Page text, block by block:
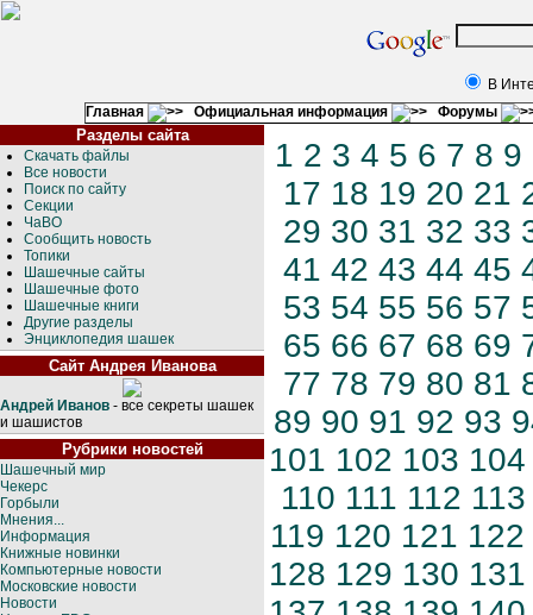
В
Главная
Официальная информация Форумы
Разделы сайта
Скачать файлы
Все новости
Поиск по сайту
Секции
ЧаВО
Сообщить новость
Топики
Шашечные сайты
Шашечные фото
Шашечные книги
Другие разделы
Энциклопедия шашек
Сайт Андрея Иванова
Андрей Иванов - все секреты шашек
и шашистов
Рубрики новостей
Шашечный мир
Чекерс
Горбыли
Мнения...
Информация
Книжные новинки
Компьютерные новости
Московские новости
Новости
1 2 3 4 5 6 7 8 9
17 18 19 20 21
29 30 31 32 33
41 42 43 44 45
53 54 55 56 57
65 66 67 68 69
77 78 79 80 81
89 90 91 92 93
101 102 103 104
110 111 112 113
119 120 121 122
128 129 130 131